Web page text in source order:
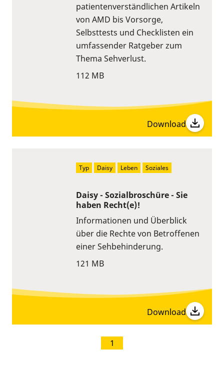
patientenverständlichen Artikeln
von AMD bis Vorsorge,
Selbsttests und Checklisten ein
umfassender Ratgeber zum
Thema Sehverlust.
112 MB
Download
Daisy - Sozialbroschüre - Sie
haben Recht(e)!
Informationen und Überblick
über die Rechte von Betroffenen
einer Sehbehinderung.
121 MB
Typ Daisy Leben Soziales
Download
1